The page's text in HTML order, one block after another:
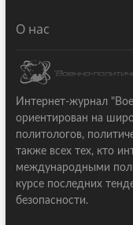
О нас
Интернет-журнал
ориентирован на
политологов,
также всех тех, кто
международными
курсе последних
безопасности.